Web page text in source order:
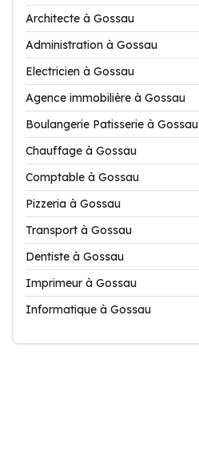
Architecte à Gossau
Administration à Gossau
Electricien à Gossau
Agence immobilière à Gossau
Boulangerie Patisserie à Gossau
Chauffage à Gossau
Comptable à Gossau
Pizzeria à Gossau
Transport à Gossau
Dentiste à Gossau
Imprimeur à Gossau
Informatique à Gossau